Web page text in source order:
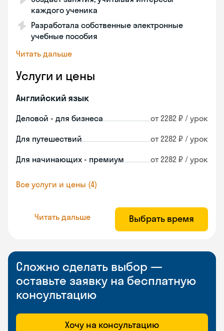
каждого ученика
Разработала собственные электронные
учебные пособия
Читать дальше
Услуги и цены
Английский язык
Деловой - для бизнеса от 2282 ₽ / урок
Для путешествий от 2282 ₽ / урок
Для начинающих - премиум от 2282 ₽ / урок
Все услуги и цены (4)
Читать дальше Выбрать время
Сложно сделать выбор —
оставьте заявку на бесплатную
консультацию
Хочу на консультацию